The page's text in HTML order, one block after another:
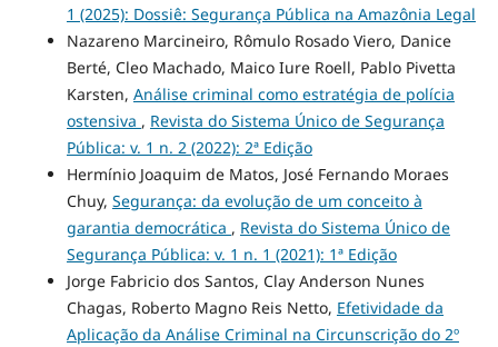
1 (2025): Dossiê: Segurança Pública na Amazônia Legal
Nazareno Marcineiro, Rômulo Rosado Viero, Danice
Berté, Cleo Machado, Maico Iure Roell, Pablo Pivetta
Karsten, Análise criminal como estratégia de polícia
ostensiva , Revista do Sistema Único de Segurança
Pública: v. 1 n. 2 (2022): 2ª Edição
Hermínio Joaquim de Matos, José Fernando Moraes
Chuy, Segurança: da evolução de um conceito à
garantia democrática , Revista do Sistema Único de
Segurança Pública: v. 1 n. 1 (2021): 1ª Edição
Jorge Fabricio dos Santos, Clay Anderson Nunes
Chagas, Roberto Magno Reis Netto, Efetividade da
Aplicação da Análise Criminal na Circunscrição do 2º